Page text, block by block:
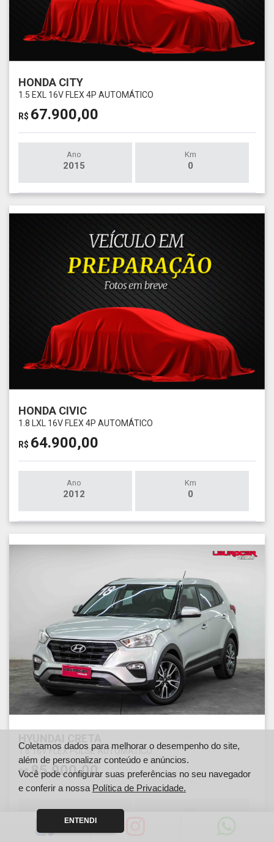
HONDA CITY
1.5 EXL 16V FLEX 4P AUTOMÁTICO
R$ 67.900,00
Ano
2015
Km
0
HONDA CIVIC
1.8 LXL 16V FLEX 4P AUTOMÁTICO
R$ 64.900,00
Ano
2012
Km
0
1.6 16V FLEX PULSE AUTOMÁTICO
R$85.900,00
Ano
2018
Coletamos dados para melhorar o desempenho do site,
além de personalizar conteúdo e anúncios.
Você pode configurar suas preferências no seu navegador
e conferir a nossa Política de Privacidade.
ENTENDI